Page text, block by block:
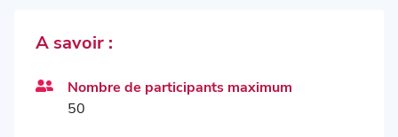
A savoir :
Nombre de participants maximum
50